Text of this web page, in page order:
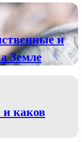
и
Земле
и каков